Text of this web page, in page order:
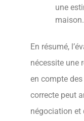
une
maison.
En résumé,
nécessite une
en compte
correcte peut
négociation et